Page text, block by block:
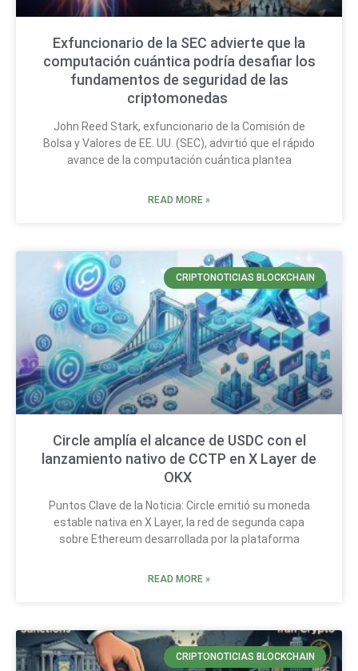
Exfuncionario de la SEC advierte que la
computación cuántica podría desafiar los
fundamentos de seguridad de las
criptomonedas
John Reed Stark, exfuncionario de la Comisión de
Bolsa y Valores de EE. UU. (SEC), advirtió que el rápido
avance de la computación cuántica plantea
READ MORE »
CRIPTONOTICIAS BLOCKCHAIN
Circle amplía el alcance de USDC con el
lanzamiento nativo de CCTP en X Layer de
OKX
Puntos Clave de la Noticia: Circle emitió su moneda
estable nativa en X Layer, la red de segunda capa
sobre Ethereum desarrollada por la plataforma
READ MORE »
CRIPTONOTICIAS BLOCKCHAIN